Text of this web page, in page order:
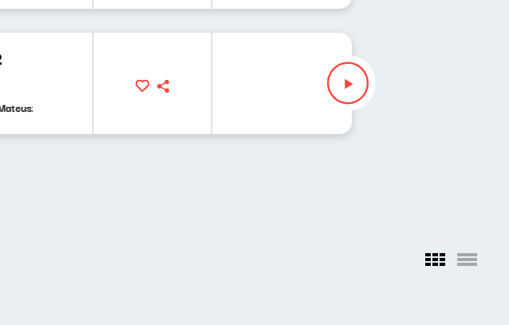
Andruszkiewicz, Marcin Mann, Zuzanna Iłenda